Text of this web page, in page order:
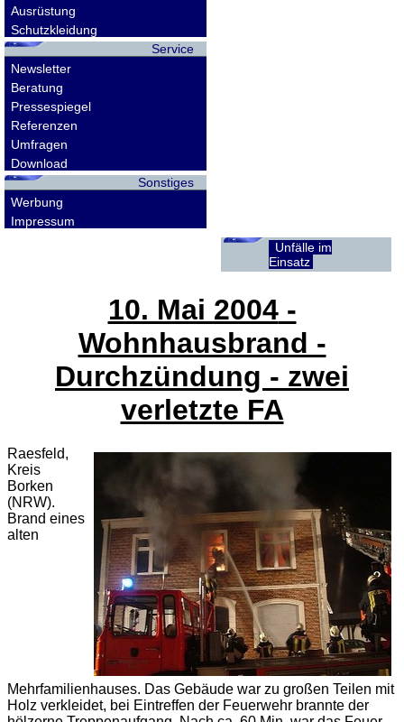
Ausrüstung
Schutzkleidung
Service
Newsletter
Beratung
Pressespiegel
Referenzen
Umfragen
Download
Sonstiges
Werbung
Impressum
Unfälle im
Einsatz
10. Mai 2004-
Wohnhausbrand -
Durchzündung - zwei
verletzte FA
Raesfeld,
Kreis
Borken
(NRW).
Brand eines
alten
Mehrfamilienhauses. Das Gebäude war zu großen Teilen mit
Holz verkleidet, bei Eintreffen der Feuerwehr brannte der